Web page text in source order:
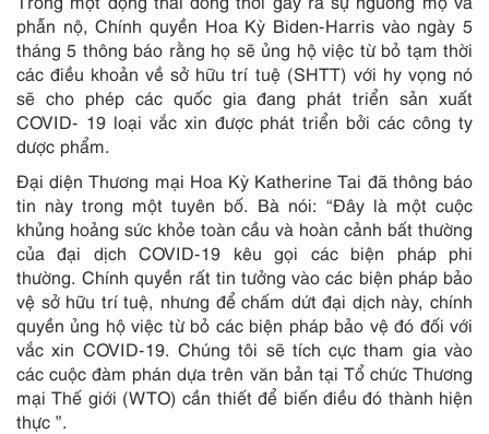
phẫn nộ, Chính quyền Hoa Kỳ Biden-Harris vào ngày 5
tháng 5 thông báo rằng họ sẽ ủng hộ việc từ bỏ tạm thời
các điều khoản về sở hữu trí tuệ (SHTT) với hy vọng nó
sẽ cho phép các quốc gia đang phát triển sản xuất
COVID- 19 loại vắc xin được phát triển bởi các công ty
dược phẩm.
Đại diện Thương mại Hoa Kỳ Katherine Tai đã thông báo
tin này trong một tuyên bố. Bà nói: “Đây là một cuộc
khủng hoảng sức khỏe toàn cầu và hoàn cảnh bất thường
của đại dịch COVID-19 kêu gọi các biện pháp phi
thường. Chính quyền rất tin tưởng vào các biện pháp bảo
vệ sở hữu trí tuệ, nhưng để chấm dứt đại dịch này, chính
quyền ủng hộ việc từ bỏ các biện pháp bảo vệ đó đối với
vắc xin COVID-19. Chúng tôi sẽ tích cực tham gia vào
các cuộc đàm phán dựa trên văn bản tại Tổ chức Thương
mại Thế giới (WTO) cần thiết để biến điều đó thành hiện
thực ”.